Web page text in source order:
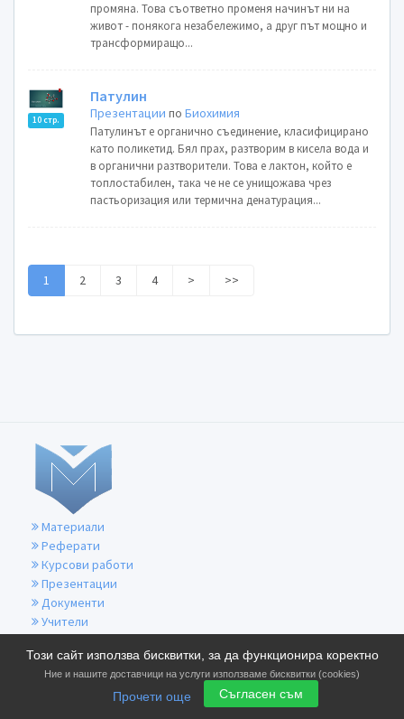
промяна. Това съответно променя начинът ни на
живот - понякога незабележимо, а друг път мощно и
трансформиращо...
10 стр.
Патулин
Презентации поБиохимия
Патулинът е органично съединение, класифицирано
като поликетид. Бял прах, разтворим в кисела вода и
в органични разтворители. Това е лактон, който е
топлостабилен, така че не се унищожава чрез
пастьоризация или термична денатурация...
1 2 3 4 > >>
Този сайт използва бисквитки, за да функционира коректно
Ние и нашите доставчици на услуги използваме бисквитки (cookies)
Прочети още Съгласен съм
Материали
Реферати
Курсови работи
Презентации
Документи
Учители
Общи условия
Политика за бисквитките
Политика за поверителност